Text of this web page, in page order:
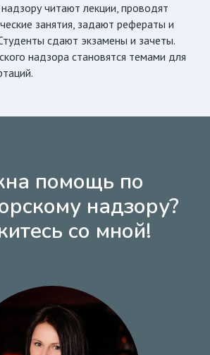
читают лекции, проводят
занятия, задают рефераты и
сдают экзамены и зачеты.
надзора становятся темами для
помощь по
надзору?
со мной!